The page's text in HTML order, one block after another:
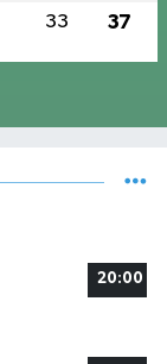
33 37
20:00